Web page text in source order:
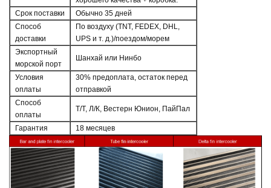
Срок поставки
Обычно 35 дней
Способ
доставки
По воздуху (TNT, FEDEX, DHL,
UPS и т. д.)/поездом/морем
Экспортный
морской порт
Шанхай или Нинбо
Условия
оплаты
30% предоплата, остаток перед
отправкой
Способ
оплаты
Т/Т, Л/К, Вестерн Юнион, ПайПал
Гарантия 18 месяцев